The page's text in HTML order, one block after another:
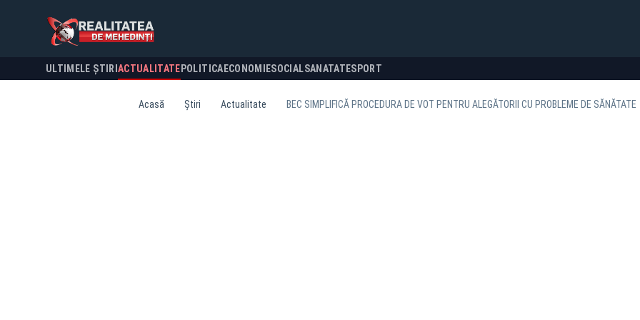
ULTIMELE ȘTIRI ACTUALITATE POLITICA ECONOMIESOCIALSANATATESPORT
Acasă Știri Actualitate BEC SIMPLIFICĂ PROCEDURA DE VOT PENTRU ALEGĂTORII CU PROBLEME DE SĂNĂTATE